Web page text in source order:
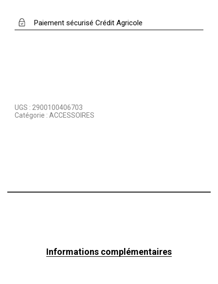
Paiement sécurisé Crédit Agricole
UGS : 2900100406703
Catégorie : ACCESSOIRES
Informations complémentaires